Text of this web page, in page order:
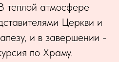
теплой атмосфере
Церкви и
и в завершении -
по Храму.